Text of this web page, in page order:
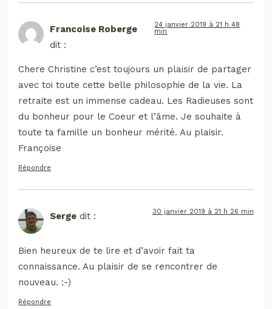
Francoise Roberge
dit :
24 janvier 2019 à 21 h 48
min
Chere Christine c’est toujours un plaisir de partager
avec toi toute cette belle philosophie de la vie. La
retraite est un immense cadeau. Les Radieuses sont
du bonheur pour le Coeur et l’âme. Je souhaite à
toute ta famille un bonheur mérité. Au plaisir.
Françoise
Répondre
Serge dit : 30 janvier 2019 à 21 h 26 min
Bien heureux de te lire et d’avoir fait ta
connaissance. Au plaisir de se rencontrer de
nouveau. :-)
Répondre